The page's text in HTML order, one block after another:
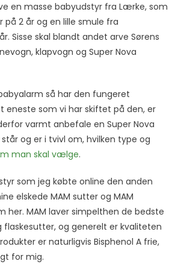
en masse babyudstyr fra Lærke, som
på 2 år og en lille smule fra
Sisse skal blandt andet arve Sørens
klapvogn og Super Nova
så har den fungeret
eneste som vi har skiftet på den, er
varmt anbefale en Super Nova
og er i tvivl om, hvilken type og
man skal vælge.
som jeg købte online den anden
elskede MAM sutter og MAM
her. MAM laver simpelthen de bedste
og generelt er kvaliteten
er naturligvis Bisphenol A frie,
for mig.